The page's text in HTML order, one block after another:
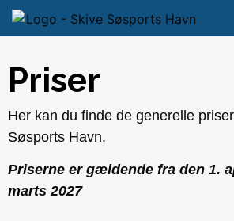
Priser
Her kan du finde de generelle
Søsports Havn.
Priserne er gældende fra den 1.
marts 2027